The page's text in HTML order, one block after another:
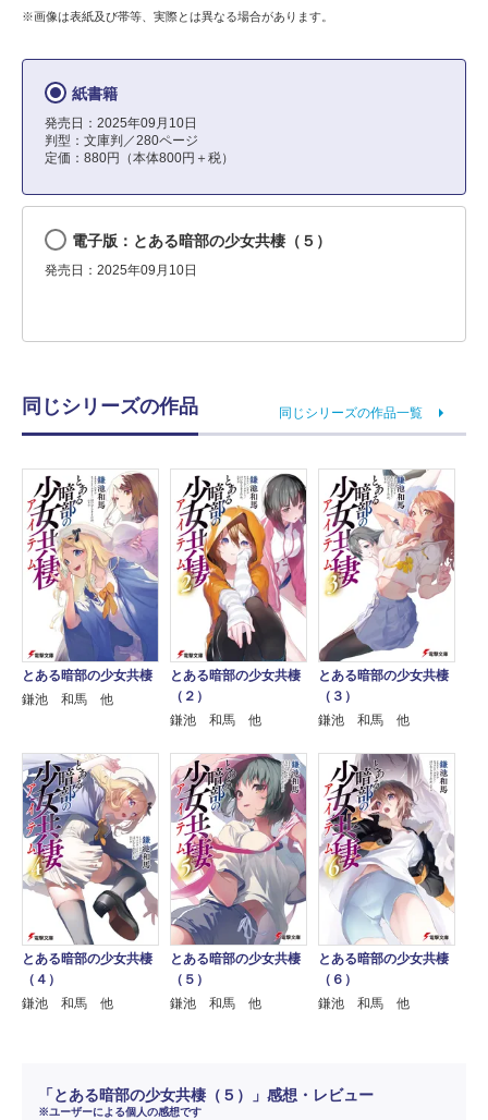
※画像は表紙及び帯等、実際とは異なる場合があります。
紙書籍
発売日：2025年09月10日
判型：文庫判／280ページ
定価：880円（本体800円＋税）
電子版：とある暗部の少女共棲（５）
発売日：2025年09月10日
同じシリーズの作品 同じシリーズの作品一覧
とある暗部の少女共棲
鎌池 和馬 他
とある暗部の少女共棲
（２）
鎌池 和馬 他
とある暗部の少女共棲
（３）
鎌池 和馬 他
とある暗部の少女共棲
（４）
鎌池 和馬 他
とある暗部の少女共棲
（５）
鎌池 和馬 他
とある暗部の少女共棲
（６）
鎌池 和馬 他
「とある暗部の少女共棲（５）」感想・レビュー
※ユーザーによる個人の感想です